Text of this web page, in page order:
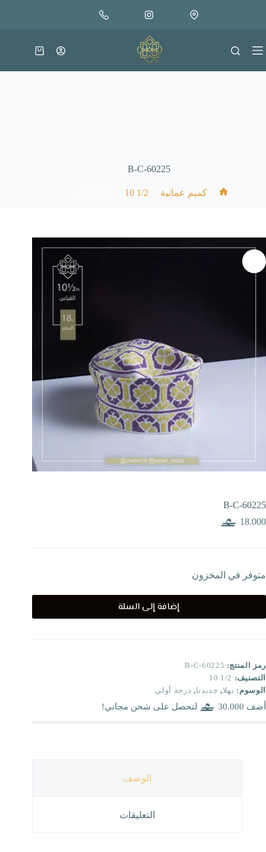
متوفر في المخزون
إضافة إلى السلة
عربة
B-C-60225
كميم عمانية 1/2 10
B-C-60225
18.000
متوفر في المخزون
إضافة إلى السلة
رمز المنتج: B-C-60225
التصنيف: 1/2 10
الوسوم: بهلا, جديدنا, درجة أولى
أضف 30.000 لتحصل على شحن مجاني!
الوصف
التعليقات